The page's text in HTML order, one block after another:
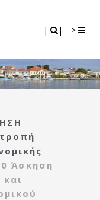
| | ->
Άσκηση